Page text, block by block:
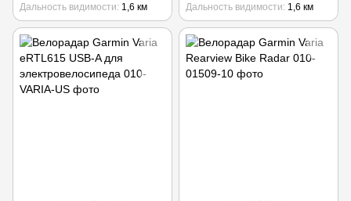
Дальность видимости 1,6 км
Дальность видимости 1,6 км